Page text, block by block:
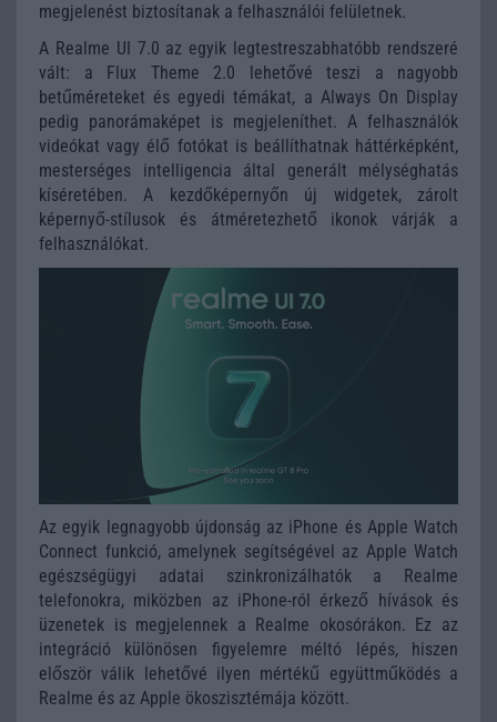
megjelenést biztosítanak a felhasználói felületnek.
A Realme UI 7.0 az egyik legtestreszabhatóbb rendszeré
vált: a Flux Theme 2.0 lehetővé teszi a nagyobb
betűméreteket és egyedi témákat, a Always On Display
pedig panorámaképet is megjeleníthet. A felhasználók
videókat vagy élő fotókat is beállíthatnak háttérképként,
mesterséges intelligencia által generált mélységhatás
kíséretében. A kezdőképernyőn új widgetek, zárolt
képernyő-stílusok és átméretezhető ikonok várják a
felhasználókat.
Az egyik legnagyobb újdonság az iPhone és Apple Watch
Connect funkció, amelynek segítségével az Apple Watch
egészségügyi adatai szinkronizálhatók a Realme
telefonokra, miközben az iPhone-ról érkező hívások és
üzenetek is megjelennek a Realme okosórákon. Ez az
integráció különösen figyelemre méltó lépés, hiszen
először válik lehetővé ilyen mértékű együttműködés a
Realme és az Apple ökoszisztémája között.